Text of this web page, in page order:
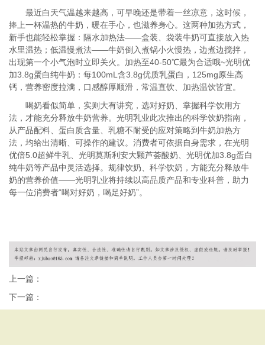
最近白天气温越来越高，可早晚还是带着一丝凉意，这时候，
捧上一杯温热的牛奶，暖在手心，也滋养身心。这两种加热方式，
新手也能轻松掌握：隔水加热法——盒装、袋装牛奶可直接放入热
水里温热；低温慢煮法——牛奶倒入煮锅小火慢热，边煮边搅拌，
出现第一个小气泡时立即关火。加热至40-50℃最为合适哦~光明优
加3.8g蛋白纯牛奶：每100mL含3.8g优质乳蛋白，125mg原生高
钙，营养密度拉满，口感醇厚顺滑，常温直饮、加热温饮皆宜。
喝奶看似简单，实则大有讲究，选对好奶、掌握科学饮用方
法，才能充分释放牛奶营养。光明乳业此次推出的科学饮奶指南，
从产品配料、蛋白质含量、乳糖不耐受的应对策略到牛奶加热方
法，均给出清晰、可操作的建议。消费者可依据自身需求，在光明
优倍5.0超鲜牛乳、光明莫斯利安大颗芦荟酸奶、光明优加3.8g蛋白
纯牛奶等产品中灵活选择。规律饮奶、科学饮奶，方能充分释放牛
奶的营养价值——光明乳业将持续以高品质产品和专业科普，助力
每一位消费者“喝对好奶，喝足好奶”。
上一篇：
下一篇：